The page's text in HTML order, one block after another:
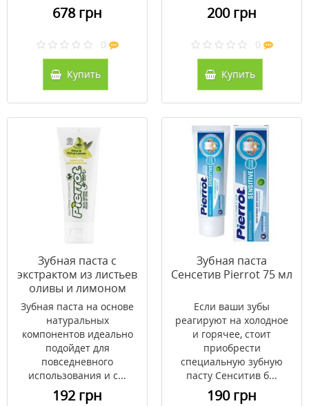
678 грн
0
Купить
200 грн
0
Купить
Зубная паста с
экстрактом из листьев
оливы и лимоном
Pierrot 75 мл
Зубная паста на основе
натуральных
компонентов идеально
подойдет для
повседневного
использования и с...
192 грн
Зубная паста
Сенсетив Pierrot 75 мл
Если ваши зубы
реагируют на холодное
и горячее, стоит
приобрести
специальную зубную
пасту Сенситив б...
190 грн